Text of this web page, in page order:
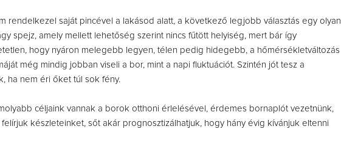
rendelkezel saját pincével a lakásod alatt, a következő legjobb választás egy olyan
spejz, amely mellett lehetőség szerint nincs fűtött helyiség, mert bár így
hogy nyáron melegebb legyen, télen pedig hidegebb, a hőmérsékletváltozás
még mindig jobban viseli a bor, mint a napi fluktuációt. Szintén jót tesz a
ha nem éri őket túl sok fény.
céljaink vannak a borok otthoni érlelésével, érdemes bornaplót vezetnünk,
készleteinket, sőt akár prognosztizálhatjuk, hogy hány évig kívánjuk eltenni